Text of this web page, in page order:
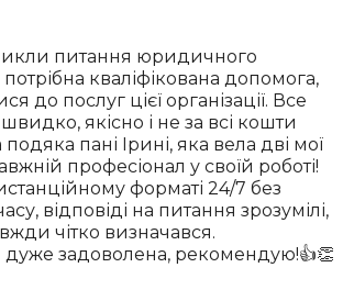
питання юридичного
потрібна кваліфікована допомога,
до послуг цієї організації. Все
якісно і не за всі кошти
пані Ірині, яка вела дві мої
професіонал у своїй роботі!
форматі 24/7 без
відповіді на питання зрозумілі,
чітко визначався.
дуже задоволена, рекомендую!👍👏